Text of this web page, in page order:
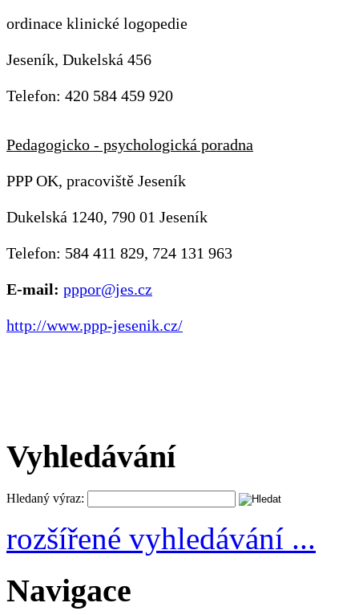
ordinace klinické logopedie
Jeseník, Dukelská 456
Telefon: 420 584 459 920
Pedagogicko - psychologická poradna
PPP OK, pracoviště Jeseník
Dukelská 1240, 790 01 Jeseník
Telefon: 584 411 829, 724 131 963
E-mail: pppor@jes.cz
http://www.ppp-jesenik.cz/
Vyhledávání
Hledaný výraz:
rozšířené vyhledávání ...
Navigace